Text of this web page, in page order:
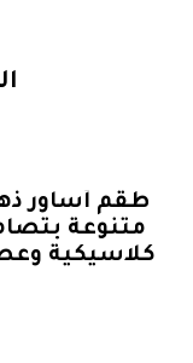
طقم أساور
متنوعة
كلاسيكية